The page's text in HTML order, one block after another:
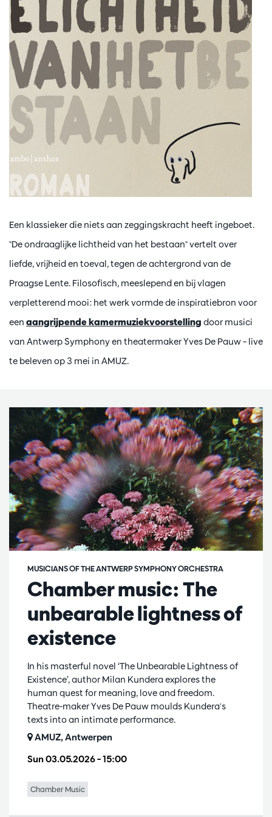
Een klassieker die niets aan zeggingskracht heeft ingeboet.
"De ondraaglijke lichtheid van het bestaan" vertelt over
liefde, vrijheid en toeval, tegen de achtergrond van de
Praagse Lente. Filosofisch, meeslepend en bij vlagen
verpletterend mooi: het werk vormde de inspiratiebron voor
een aangrijpende kamermuziekvoorstelling door musici
van Antwerp Symphony en theatermaker Yves De Pauw – live
te beleven op 3 mei in AMUZ.
Chamber music: The
unbearable lightness of
existence
MUSICIANS OF THE ANTWERP SYMPHONY ORCHESTRA
Sun 03.05.2026– 15:00
In his masterful novel ‘The Unbearable Lightness of
Existence’, author Milan Kundera explores the
human quest for meaning, love and freedom.
Theatre-maker Yves De Pauw moulds Kundera's
texts into an intimate performance.
AMUZ, Antwerpen
Chamber Music